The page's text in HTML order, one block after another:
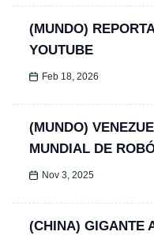
(MUNDO)
YOUTUBE
Feb 18, 2026
(MUNDO)
MUNDIAL DE
Nov 3, 2025
(CHINA) GIGANTE